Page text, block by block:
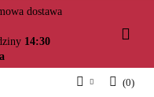
14:30
(0)